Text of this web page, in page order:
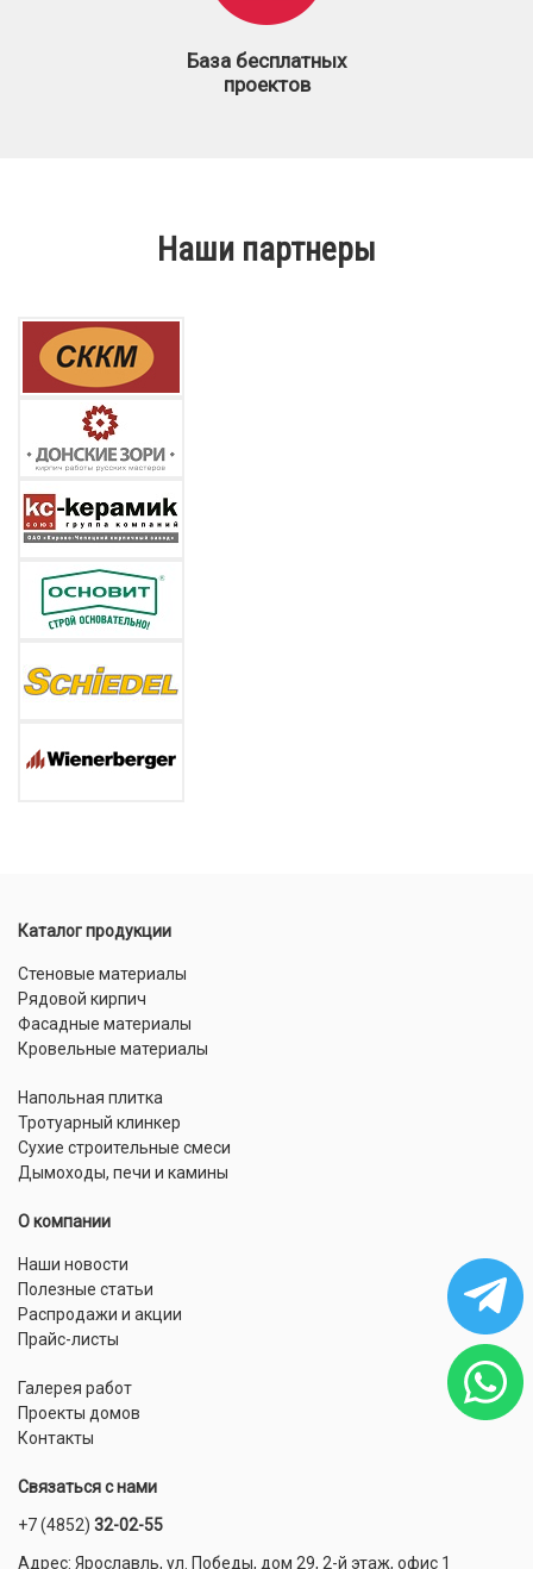
База бесплатных
проектов
Наши партнеры
Каталог продукции
Стеновые материалы
Рядовой кирпич
Фасадные материалы
Кровельные материалы
Напольная плитка
Тротуарный клинкер
Сухие строительные смеси
Дымоходы, печи и камины
О компании
Наши новости
Полезные статьи
Распродажи и акции
Прайс-листы
Галерея работ
Проекты домов
Контакты
Связаться с нами
+7 (4852) 32-02-55
Адрес: Ярославль, ул. Победы, дом 29, 2-й этаж, офис 1